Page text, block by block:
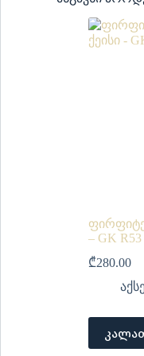
– GK R53
₾280.00